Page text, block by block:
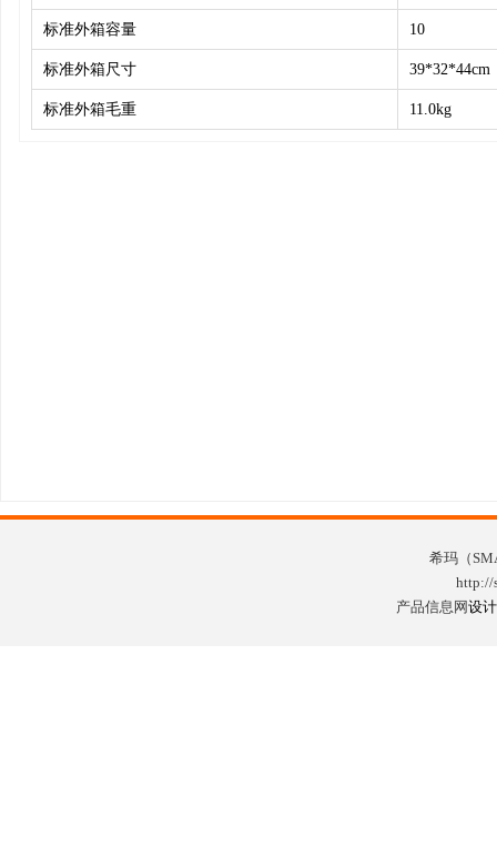
标准外箱容量 10
标准外箱尺寸 39*32*44cm
标准外箱毛重 11.0kg
希玛（
http://
产品信息网 设